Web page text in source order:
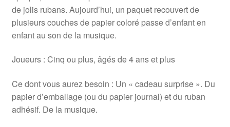
de jolis rubans. Aujourd’hui, un paquet recouvert de
plusieurs couches de papier coloré passe d’enfant en
enfant au son de la musique.
Joueurs : Cinq ou plus, âgés de 4 ans et plus
Ce dont vous aurez besoin : Un « cadeau surprise ». Du
papier d’emballage (ou du papier journal) et du ruban
adhésif. De la musique.